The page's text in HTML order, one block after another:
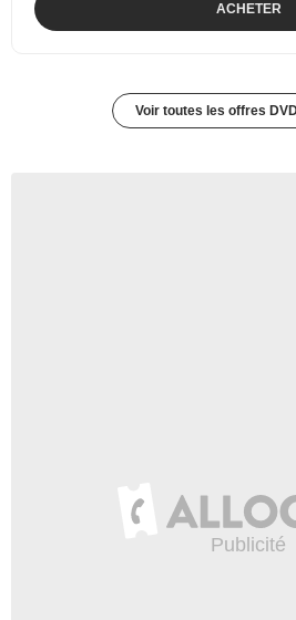
ACHETER
Voir toutes les offres